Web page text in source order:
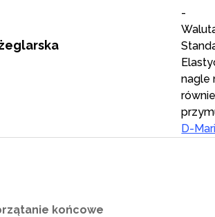
-
nagle
D-
końcowe